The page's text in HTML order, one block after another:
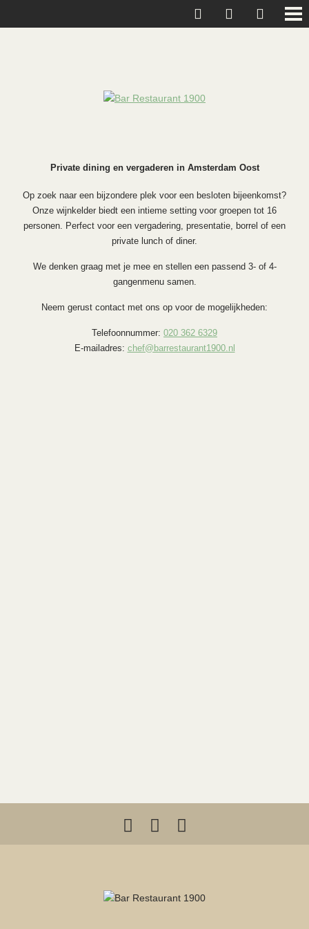
Private dining en vergaderen in Amsterdam Oost
Op zoek naar een bijzondere plek voor een besloten bijeenkomst?
Onze wijnkelder biedt een intieme setting voor groepen tot 16
personen. Perfect voor een vergadering, presentatie, borrel of een
private lunch of diner.
We denken graag met je mee en stellen een passend 3- of 4-
gangenmenu samen.
Neem gerust contact met ons op voor de mogelijkheden:
Telefoonnummer: 020 362 6329
E-mailadres: chef@barrestaurant1900.nl